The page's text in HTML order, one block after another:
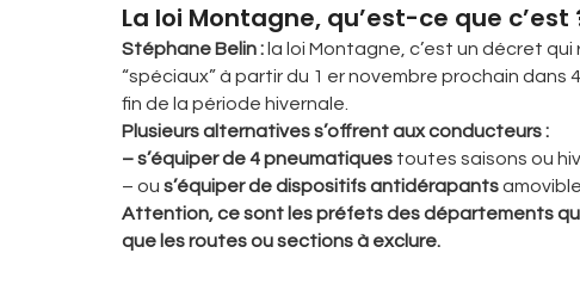
La loi Montagne, qu’est-ce que c’est
Stéphane Belin : la loi Montagne, c’est un décret
“spéciaux” à partir du 1 er novembre prochain
fin de la période hivernale.
Plusieurs alternatives s’offrent aux conducteurs :
– s’équiper de 4 pneumatiques toutes saisons ou
– ou s’équiper de dispositifs antidérapants
Attention, ce sont les préfets des départements
que les routes ou sections à exclure.